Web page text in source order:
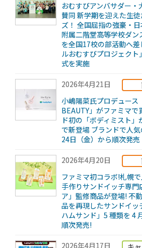
おむすびアンバサダー・
賛同 新学期を迎えた生
ズ！ 全国屈指の強豪・
附属二階堂高等学校ダン
を全国17校の部活動へ差
ルおむすびプロジェクト
式を実施
2026年4月21日
小嶋陽菜氏プロデュー
BEAUTY」がファミマで
ド初の「ボディミスト」
で新登場 ブランドで人
24日（金）から順次発売
2026年4月20日
ファミマ初コラボ!札幌
手作りサンドイッチ専門
ア」監修商品が登場! 不
品を再現したサンドイッ
ハムサンド」5 種類を 4
順次発売!
2026年4月17日